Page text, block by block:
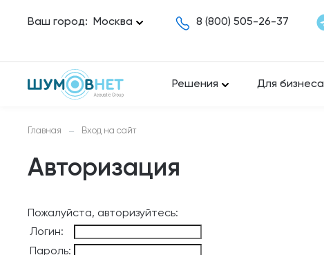
Ваш город: Москва 8 (800) 505-26-37
Решения Для бизнеса
Главная — Вход на сайт
Авторизация
Пожалуйста, авторизуйтесь:
Логин:
Пароль: